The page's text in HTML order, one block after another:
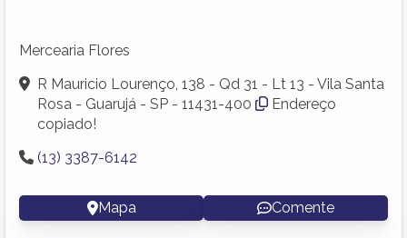
Mercearia Flores
R Mauricio Lourenço, 138 - Qd 31 - Lt 13 - Vila Santa
Rosa - Guarujá - SP - 11431-400
Endereço
copiado!
(13) 3387-6142
Mapa Comente